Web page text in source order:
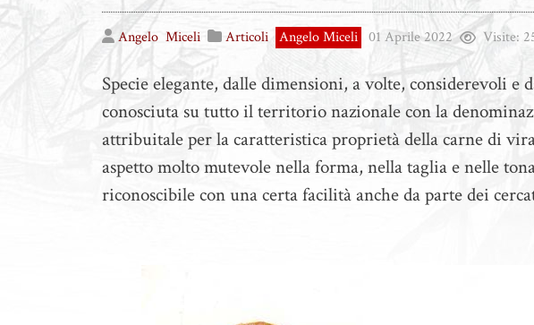
Angelo Miceli Articoli Angelo Miceli 01 Aprile 2022 Visite:
Specie elegante, dalle dimensioni, a volte, considerevoli e
conosciuta su tutto il territorio nazionale con la
attribuitale per la caratteristica proprietà della carne di
aspetto molto mutevole nella forma, nella taglia e nelle
riconoscibile con una certa facilità anche da parte dei